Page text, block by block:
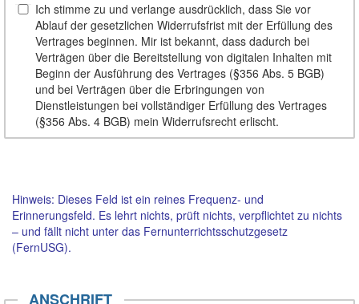
Ich stimme zu und verlange ausdrücklich, dass Sie vor
Ablauf der gesetzlichen Widerrufsfrist mit der Erfüllung des
Vertrages beginnen. Mir ist bekannt, dass dadurch bei
Verträgen über die Bereitstellung von digitalen Inhalten mit
Beginn der Ausführung des Vertrages (§356 Abs. 5 BGB)
und bei Verträgen über die Erbringungen von
Dienstleistungen bei vollständiger Erfüllung des Vertrages
(§356 Abs. 4 BGB) mein Widerrufsrecht erlischt.
Hinweis: Dieses Feld ist ein reines Frequenz- und
Erinnerungsfeld. Es lehrt nichts, prüft nichts, verpflichtet zu nichts
– und fällt nicht unter das Fernunterrichtsschutzgesetz
(FernUSG).
ANSCHRIFT